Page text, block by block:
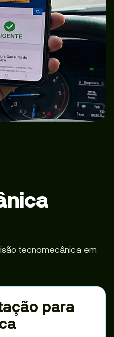
tecnomecânica em
para